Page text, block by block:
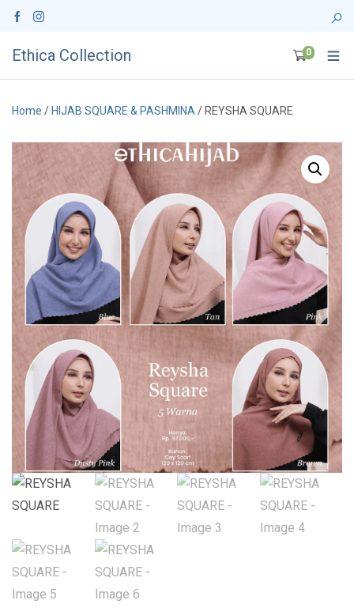
Ethica Collection 0
Home / HIJAB SQUARE & PASHMINA / REYSHA SQUARE